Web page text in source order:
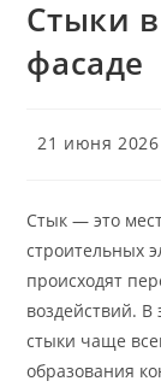
Стыки
фасаде
Запись
21 июня 2026
Стык — это
строительных
происходят
воздействий.
стыки чаще
образования